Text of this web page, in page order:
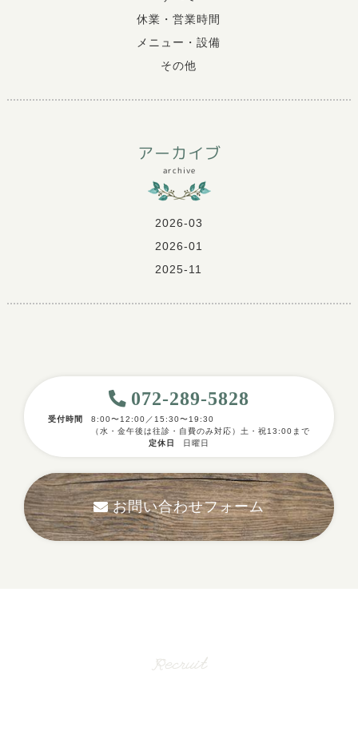
休業・営業時間
メニュー・設備
その他
アーカイブ
archive
2026-03
2026-01
2025-11
072-289-5828
受付時間
8:00〜12:00／15:30〜19:30
（水・金午後は往診・自費のみ対応）土・祝13:00まで
定休日
日曜日
お問い合わせフォーム
Recruit